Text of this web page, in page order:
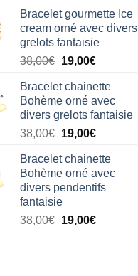
initial
était :
38,00€.
actuel
est :
19,00€.
Bracelet gourmette Ice
cream orné avec divers
grelots fantaisie
38,00€ Le
initial
était :
38,00€.
19,00€Le
actuel
est :
19,00€.
Bracelet chainette
Bohème orné avec
divers grelots fantaisie
38,00€ Le
initial
était :
38,00€.
19,00€Le
actuel
est :
19,00€.
Bracelet chainette
Bohème orné avec
divers pendentifs
fantaisie
38,00€ Le
19,00€Le